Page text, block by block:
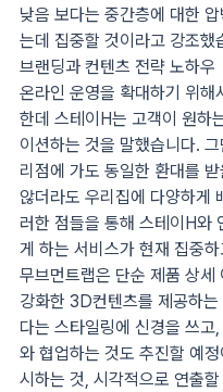
낮음 보다는 중간층에 대한
는데 집중할 것이라고 강조했
브랜딩과 컨텐츠 전략 노하우
온라인 운영을 확대하기 위
한데 스테이H는 고객이 원하
이션하는 것을 말했습니다.
리점에 가도 동일한 환대를
않더라도 우리집에 다양하게
러한 점들을 통해 스테이H와
게 하는 서비스가 현재 집중
무브먼트랩은 단순 제품 상세
강화한 3D컨텐츠를 제공하
다는 스타일링에 신경을 쓰
와 협업하는 것도 추진할 예
시하는 것, 시각적으로 연출